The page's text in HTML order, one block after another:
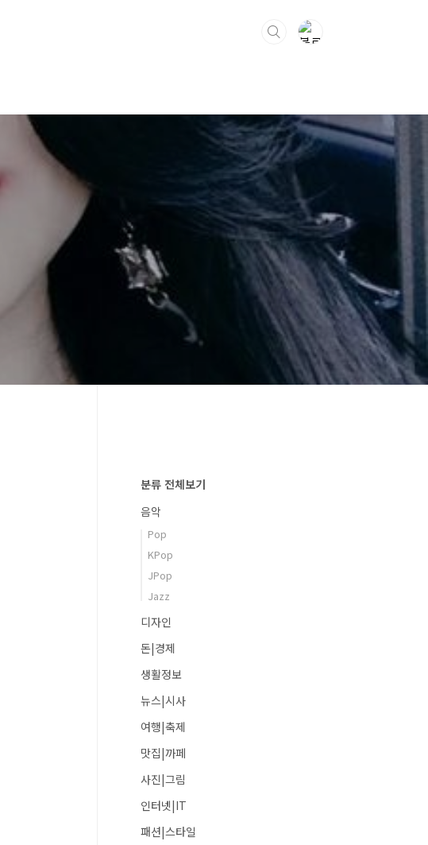
분류 전체보기
음악
Pop
KPop
JPop
Jazz
디자인
돈|경제
생활정보
뉴스|시사
여행|축제
맛집|까페
사진|그림
인터넷|IT
패션|스타일